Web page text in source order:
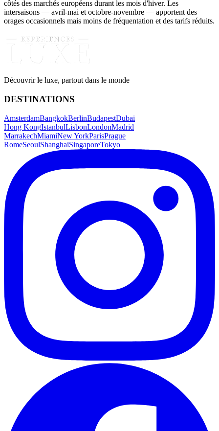
côtés des marchés européens durant les mois d'hiver. Les
intersaisons — avril-mai et octobre-novembre — apportent des
orages occasionnels mais moins de fréquentation et des tarifs réduits.
Découvrir le luxe, partout dans le monde
DESTINATIONS
AmsterdamBangkokBerlinBudapestDubai
Hong KongIstanbulLisbonLondonMadrid
MarrakechMiamiNew YorkParisPrague
RomeSeoulShanghaiSingaporeTokyo